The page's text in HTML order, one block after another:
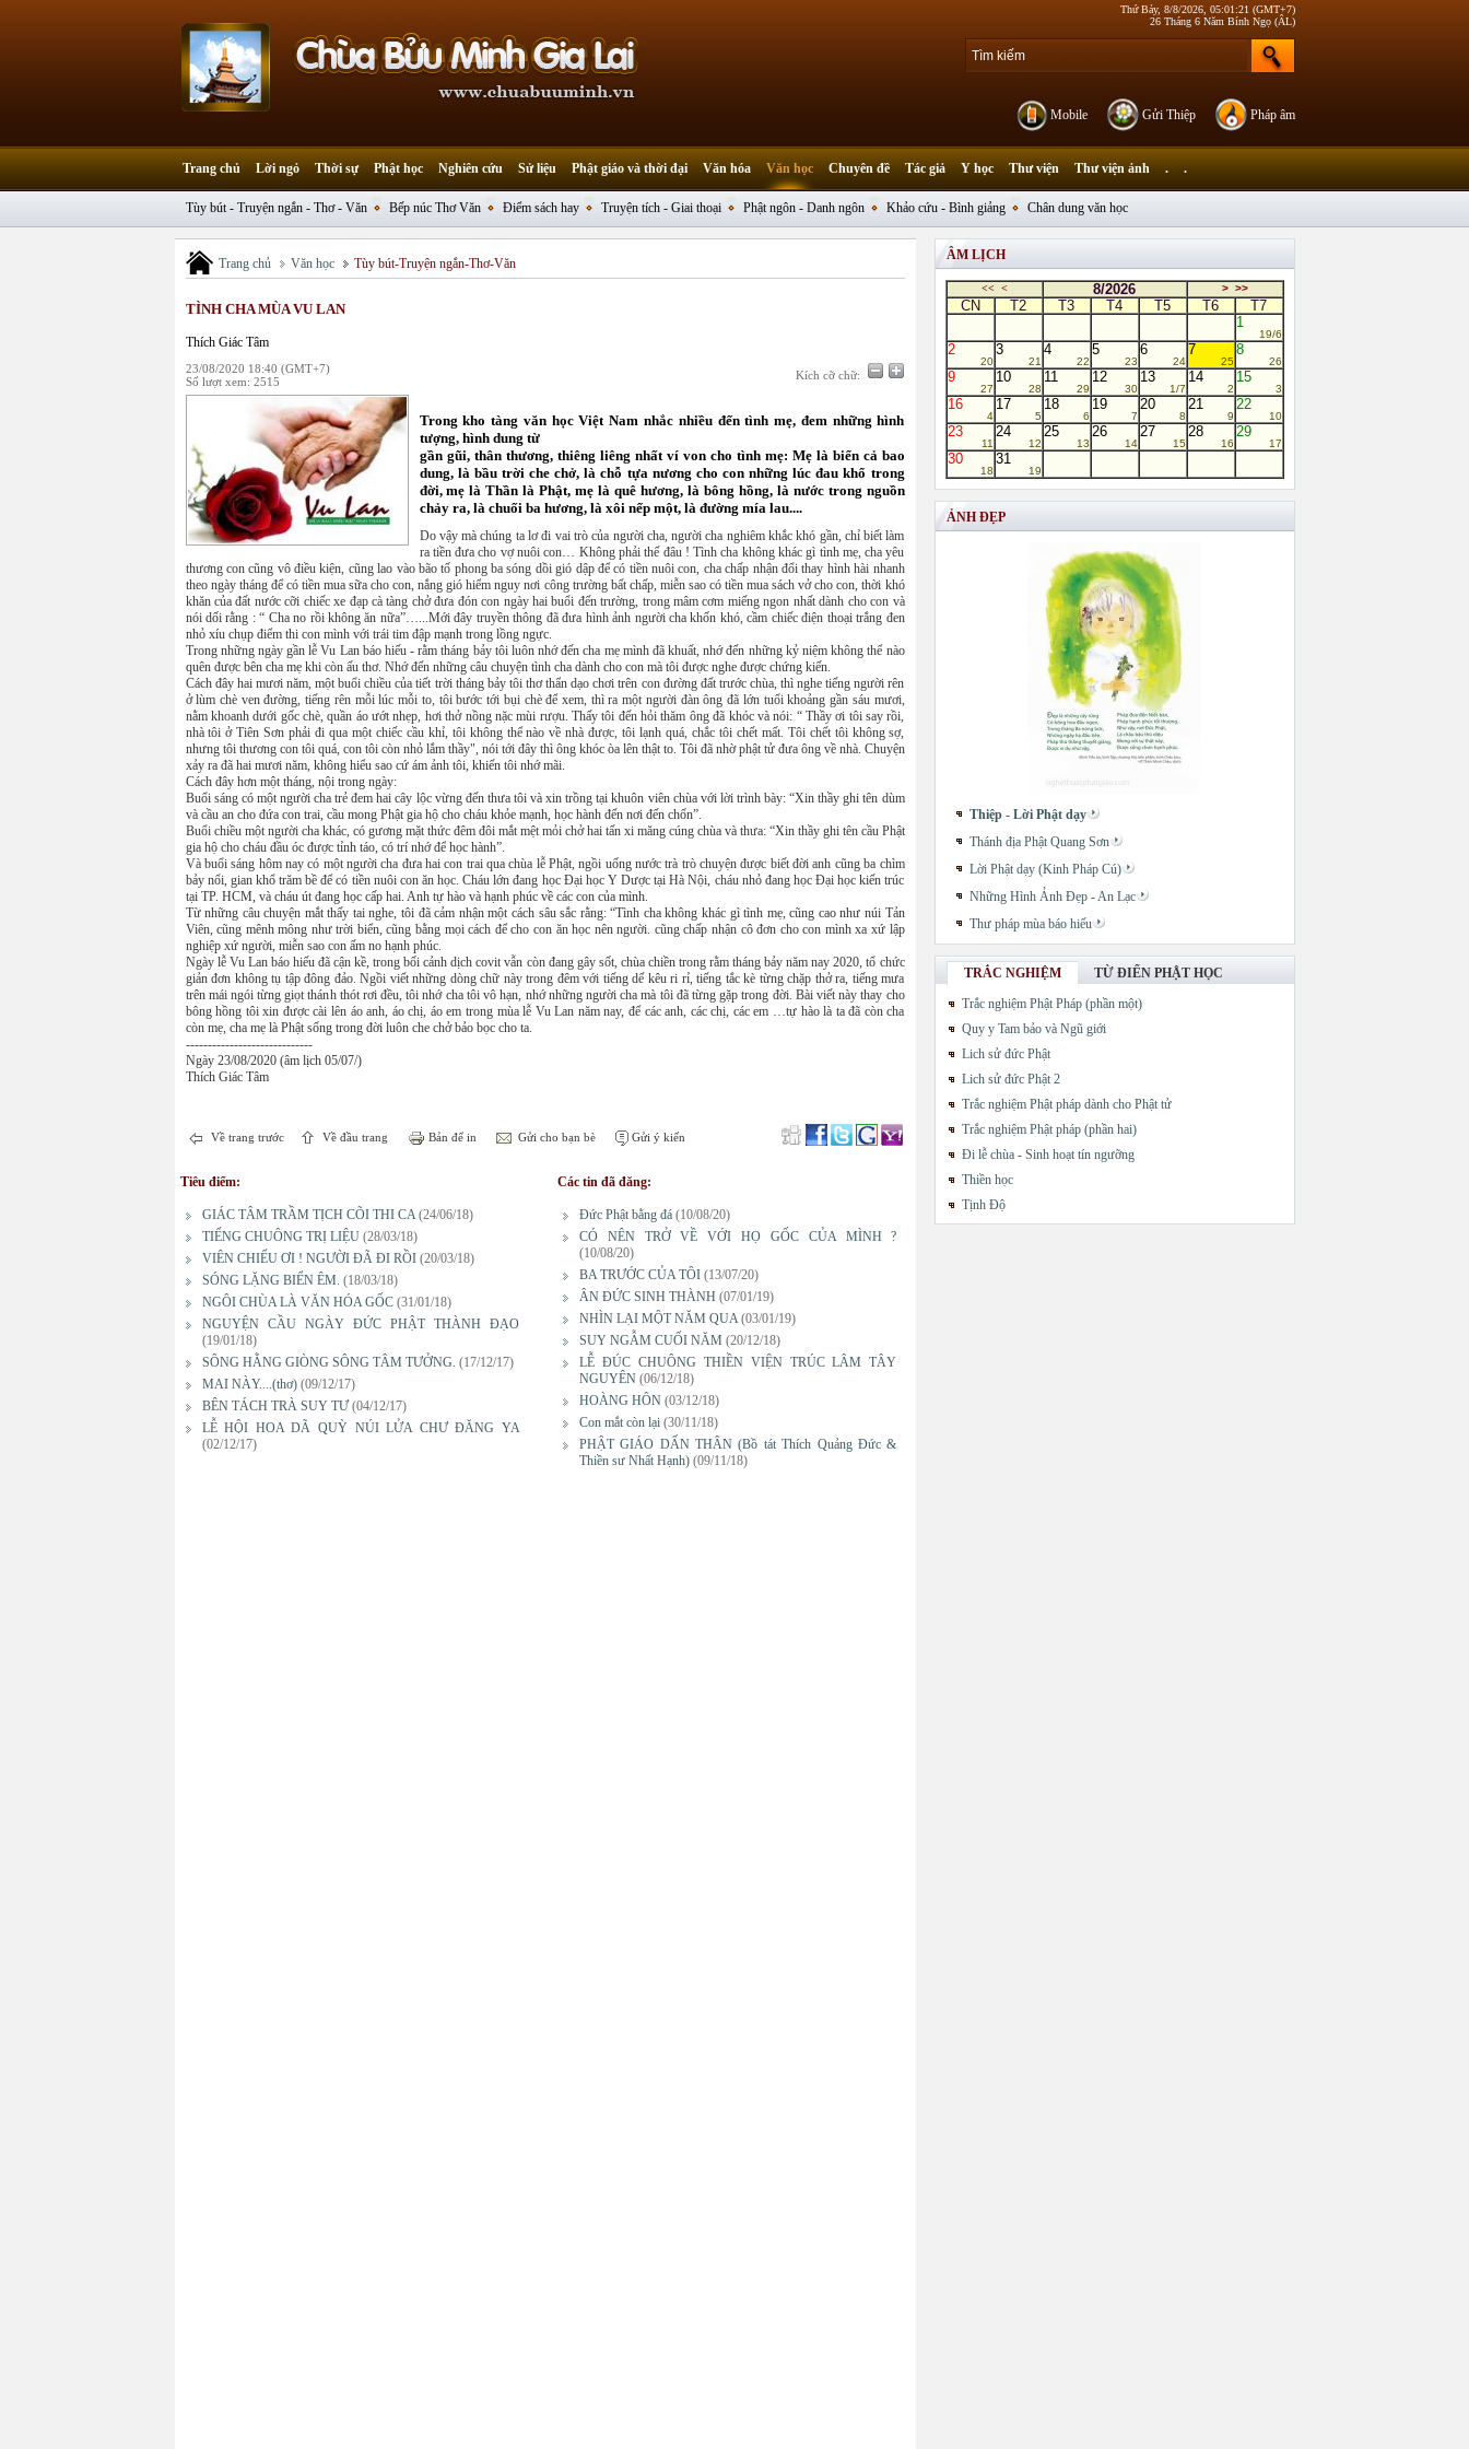
Thứ Bảy, 8/8/2026, 05:01:21 (GMT+7)
26 Tháng 6 Năm Bính Ngọ (ÂL)
Pháp âm
Gửi Thiệp
Mobile
Trang chủ Lời ngỏ Thời sự Phật học Nghiên cứu Sử liệu Phật giáo và thời đại Văn hóa Văn học
Tùy bút - Truyện ngắn - Thơ - Văn Bếp núc Thơ Văn Điểm sách hay Truyện tích - Giai thoại Phật ngôn - Danh ngôn Khảo cứu - Bình giảng Chân dung văn học
Chuyên đề Tác giả Y học Thư viện Thư viện ảnh . .
Trang chủ Văn học Tùy bút-Truyện ngắn-Thơ-Văn
TÌNH CHA MÙA VU LAN
Thích Giác Tâm
23/08/2020 18:40 (GMT+7)
Số lượt xem: 2515
Kích cỡ chữ:
Trong kho tàng văn học Việt Nam nhắc nhiều đến tình mẹ, đem những hình
tượng, hình dung từ
gần gũi, thân thương, thiêng liêng nhất ví von cho tình mẹ: Mẹ là biển cả bao
dung, là bầu trời che chở, là chỗ tựa nương cho con những lúc đau khổ trong
đời, mẹ là Thần là Phật, mẹ là quê hương, là bông hồng, là nước trong nguồn
chảy ra, là chuối ba hương, là xôi nếp một, là đường mía lau....
Do vậy mà chúng ta lơ đi vai trò của người cha, người cha nghiêm khắc khó gần, chỉ biết làm
ra tiền đưa cho vợ nuôi con… Không phải thế đâu ! Tình cha không khác gì tình mẹ, cha yêu
thương con cũng vô điều kiện, cũng lao vào bão tố phong ba sóng dồi gió dập để có tiền nuôi con, cha chấp nhận đổi thay hình hài nhanh
theo ngày tháng để có tiền mua sữa cho con, nắng gió hiểm nguy nơi công trường bất chấp, miễn sao có tiền mua sách vở cho con, thời khó
khăn của đất nước cỡi chiếc xe đạp cà tàng chở đưa đón con ngày hai buổi đến trường, trong mâm cơm miếng ngon nhất dành cho con và
nói dối rằng : “ Cha no rồi không ăn nữa”…...Mới đây truyền thông đã đưa hình ảnh người cha khốn khó, cầm chiếc điện thoại trắng đen
nhỏ xíu chụp điểm thi con mình với trái tim đập mạnh trong lồng ngực.
Trong những ngày gần lễ Vu Lan báo hiếu - rằm tháng bảy tôi luôn nhớ đến cha mẹ mình đã khuất, nhớ đến những kỷ niệm không thể nào
quên được bên cha mẹ khi còn ấu thơ. Nhớ đến những câu chuyện tình cha dành cho con mà tôi được nghe được chứng kiến.
Cách đây hai mươi năm, một buổi chiều của tiết trời tháng bảy tôi thơ thẩn dạo chơi trên con đường đất trước chùa, thì nghe tiếng người rên
ở lùm chè ven đường, tiếng rên mỗi lúc mỗi to, tôi bước tới bụi chè để xem, thì ra một người đàn ông đã lớn tuổi khoảng gần sáu mươi,
nằm khoanh dưới gốc chè, quần áo ướt nhẹp, hơi thở nồng nặc mùi rượu. Thấy tôi đến hỏi thăm ông đã khóc và nói: “ Thầy ơi tôi say rồi,
nhà tôi ở Tiên Sơn phải đi qua một chiếc cầu khỉ, tôi không thể nào về nhà được, tôi lạnh quá, chắc tôi chết mất. Tôi chết tôi không sợ,
nhưng tôi thương con tôi quá, con tôi còn nhỏ lắm thầy", nói tới đây thì ông khóc òa lên thật to. Tôi đã nhờ phật tử đưa ông về nhà. Chuyện
xảy ra đã hai mươi năm, không hiểu sao cứ ám ảnh tôi, khiến tôi nhớ mãi.
Cách đây hơn một tháng, nội trong ngày:
Buổi sáng có một người cha trẻ đem hai cây lộc vừng đến thưa tôi và xin trồng tại khuôn viên chùa với lời trình bày: “Xin thầy ghi tên dùm
và cầu an cho đứa con trai, cầu mong Phật gia hộ cho cháu khỏe mạnh, học hành đến nơi đến chốn”.
Buổi chiều một người cha khác, có gương mặt thức đêm đôi mắt mệt mỏi chở hai tấn xi măng cúng chùa và thưa: “Xin thầy ghi tên cầu Phật
gia hộ cho cháu đầu óc được tỉnh táo, có trí nhớ để học hành”.
Và buổi sáng hôm nay có một người cha đưa hai con trai qua chùa lễ Phật, ngồi uống nước trà trò chuyện được biết đời anh cũng ba chìm
bảy nổi, gian khổ trăm bề để có tiền nuôi con ăn học. Cháu lớn đang học Đại học Y Dược tại Hà Nội, cháu nhỏ đang học Đại học kiến trúc
tại TP. HCM, và cháu út đang học cấp hai. Anh tự hào và hạnh phúc về các con của mình.
Từ những câu chuyện mắt thấy tai nghe, tôi đã cảm nhận một cách sâu sắc rằng: “Tình cha không khác gì tình mẹ, cũng cao như núi Tản
Viên, cũng mênh mông như trời biển, cũng bằng mọi cách để cho con ăn học nên người. cũng chấp nhận cô đơn cho con mình xa xứ lập
nghiệp xứ người, miễn sao con ấm no hạnh phúc.
Ngày lễ Vu Lan báo hiếu đã cận kề, trong bối cảnh dịch covit vẫn còn đang gây sốt, chùa chiền trong rằm tháng bảy năm nay 2020, tổ chức
giản đơn không tụ tập đông đảo. Ngồi viết những dòng chữ này trong đêm với tiếng dế kêu ri rỉ, tiếng tắc kè từng chặp thở ra, tiếng mưa
trên mái ngói từng giọt thánh thót rơi đều, tôi nhớ cha tôi vô hạn, nhớ những người cha mà tôi đã từng gặp trong đời. Bài viết này thay cho
bông hồng tôi xin được cài lên áo anh, áo chị, áo em trong mùa lễ Vu Lan năm nay, để các anh, các chị, các em …tự hào là ta đã còn cha
còn mẹ, cha mẹ là Phật sống trong đời luôn che chở bảo bọc cho ta.
-----------------------------
Ngày 23/08/2020 (âm lịch 05/07/)
Thích Giác Tâm
Về trang trước Về đầu trang Bản để in Gửi cho bạn bè Gửi ý kiến
Tiêu điểm:
GIÁC TÂM TRẦM TỊCH CÕI THI CA (24/06/18)
TIẾNG CHUÔNG TRỊ LIỆU (28/03/18)
VIÊN CHIẾU ƠI ! NGƯỜI ĐÃ ĐI RỒI (20/03/18)
SÓNG LẶNG BIỂN ÊM. (18/03/18)
NGÔI CHÙA LÀ VĂN HÓA GỐC (31/01/18)
NGUYỆN CẦU NGÀY ĐỨC PHẬT THÀNH ĐẠO
(19/01/18)
SÔNG HẰNG GIÒNG SÔNG TÂM TƯỞNG. (17/12/17)
MAI NÀY....(thơ) (09/12/17)
BÊN TÁCH TRÀ SUY TƯ (04/12/17)
LỄ HỘI HOA DÃ QUỲ NÚI LỬA CHƯ ĐĂNG YA
(02/12/17)
Các tin đã đăng:
Đức Phật bằng đá (10/08/20)
CÓ NÊN TRỞ VỀ VỚI HỌ GỐC CỦA MÌNH ?
(10/08/20)
BA TRƯỚC CỦA TÔI (13/07/20)
ÂN ĐỨC SINH THÀNH (07/01/19)
NHÌN LẠI MỘT NĂM QUA (03/01/19)
SUY NGẪM CUỐI NĂM (20/12/18)
LỄ ĐÚC CHUÔNG THIỀN VIỆN TRÚC LÂM TÂY
NGUYÊN (06/12/18)
HOÀNG HÔN (03/12/18)
Con mắt còn lại (30/11/18)
PHẬT GIÁO DẤN THÂN (Bồ tát Thích Quảng Đức &
Thiền sư Nhất Hạnh) (09/11/18)
ÂM LỊCH
<< < 8/2026 > >>
CN T2 T3 T4 T5 T6
T7
1
19/6
2
20
3
21
4
22
5
23
6
24
7
25
8
26
9
27
10
28
11
29
12
30
13
1/7
14
2
15
3
16
4
17
5
18
6
19
7
20
8
21
9
22
10
23
11
24
12
25
13
26
14
27
15
28
16
29
17
30
18
31
19
ẢNH ĐẸP
Thiệp - Lời Phật dạy
Thánh địa Phật Quang Sơn
Lời Phật dạy (Kinh Pháp Cú)
Những Hình Ảnh Đẹp - An Lạc
Thư pháp mùa báo hiếu
TRẮC NGHIỆM
TỪ ĐIỂN PHẬT HỌC
Trắc nghiệm Phật Pháp (phần một)
Quy y Tam bảo và Ngũ giới
Lich sử đức Phật
Lich sử đức Phật 2
Trắc nghiệm Phật pháp dành cho Phật tử
Trắc nghiệm Phật pháp (phần hai)
Đi lễ chùa - Sinh hoạt tín ngưỡng
Thiền học
Tịnh Độ